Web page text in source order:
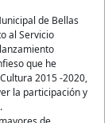
de Bellas
al Servicio
que he
2015 -2020,
la participación y